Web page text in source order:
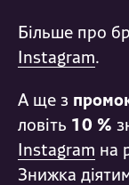
Більше про
nstagram.
А ще з
ловіть 10 %
nstagram на
Знижка